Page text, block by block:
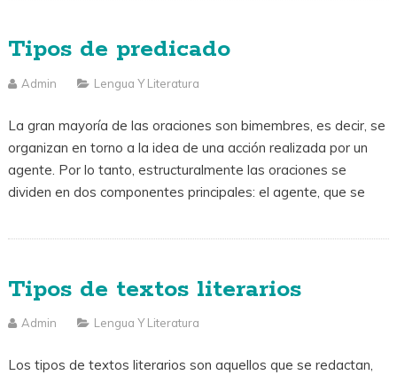
Tipos de predicado
Admin Lengua Y Literatura
La gran mayoría de las oraciones son bimembres, es decir, se
organizan en torno a la idea de una acción realizada por un
agente. Por lo tanto, estructuralmente las oraciones se
dividen en dos componentes principales: el agente, que se
Tipos de textos literarios
Admin Lengua Y Literatura
Los tipos de textos literarios son aquellos que se redactan,